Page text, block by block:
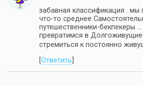
забавная классификация . мы
что-то среднее
путешественники-бекпекеры
превратимся в
стремиться к постоянно
Ответить